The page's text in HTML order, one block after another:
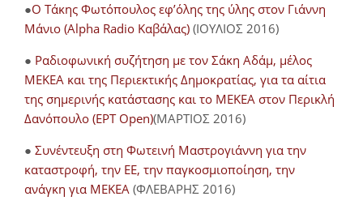
●O Τάκης Φωτόπουλος εφ’όλης της ύλης στον Γιάννη
Μάνιο (Alpha Radio Καβάλας) (ΙΟΥΛΙΟΣ 2016)
● Ραδιοφωνική συζήτηση με τον Σάκη Αδάμ, μέλος
ΜΕΚΕΑ και της Περιεκτικής Δημοκρατίας, για τα αίτια
της σημερινής κατάστασης και το ΜΕΚΕΑ στον Περικλή
Δανόπουλο (ΕΡΤ Open)(ΜΑΡΤΙΟΣ 2016)
● Συνέντευξη στη Φωτεινή Μαστρογιάννη για την
καταστροφή, την ΕΕ, την παγκοσμιοποίηση, την
ανάγκη για ΜΕΚΕΑ (ΦΛΕΒΑΡΗΣ 2016)